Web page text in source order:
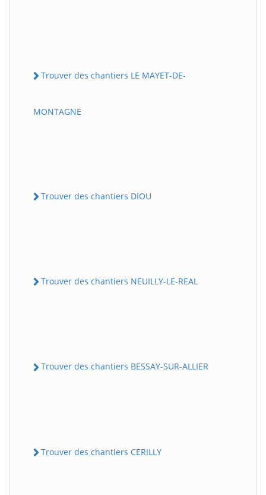
Trouver des chantiers LE MAYET-DE-
MONTAGNE
Trouver des chantiers DIOU
Trouver des chantiers NEUILLY-LE-REAL
Trouver des chantiers BESSAY-SUR-ALLIER
Trouver des chantiers CERILLY